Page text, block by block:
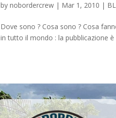
bynobordercrew | Mar 1, 2010 |
Dove sono ? Cosa sono ? Cosa
in tutto il mondo : la pubblicazione